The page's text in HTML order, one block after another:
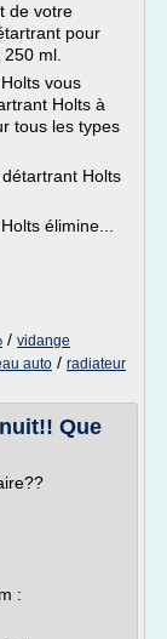
de votre
pour
ml.
vous
Holts à
tous les types
Holts
élimine...
/ vidange
auto / radiateur
Que
: